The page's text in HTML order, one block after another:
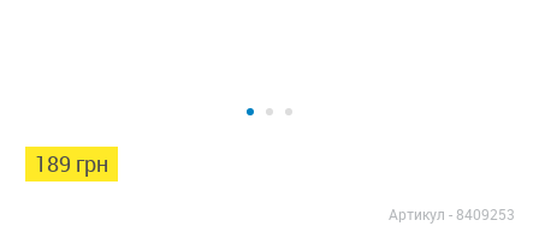
189 грн
Артикул -8409253